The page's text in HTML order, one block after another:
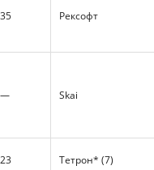
35 Рексофт
— Skai
23 Тетрон* (7)